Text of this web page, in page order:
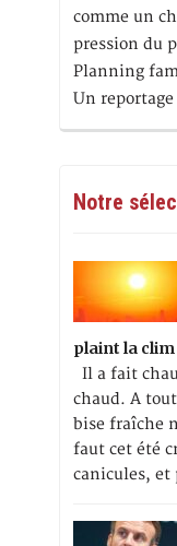
comme un
pression du
Planning
Un reportage
Notre
plaint la clim
Il a fait
chaud. A
bise fraîche
faut cet été
canicules, et